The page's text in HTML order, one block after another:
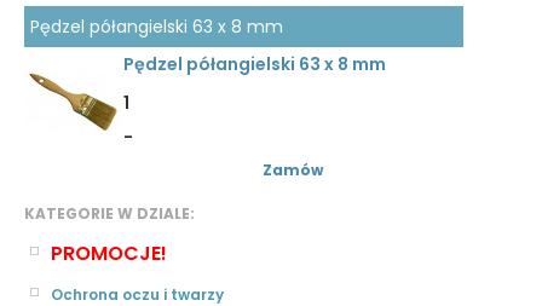
KATEGORIE W DZIALE:
PROMOCJE!
Ochrona oczu i twarzy
Pędzel półangielski 63 x 8 mm
Pędzel półangielski 63 x 8 mm
1
-
Zamów